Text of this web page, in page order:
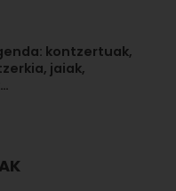
kontzertuak,
jaiak,